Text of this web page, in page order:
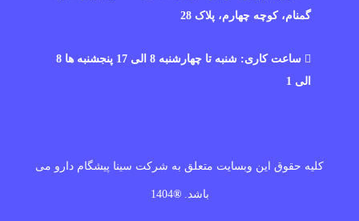
گمنام، کوچه چهارم، پلاک 28
ساعت کاری: شنبه تا چهارشنبه 8 الی 17 پنجشنبه ها 8
الی 1
کلیه حقوق این وبسایت متعلق به شرکت سینا پیشگام دارو می
باشد.®
1404